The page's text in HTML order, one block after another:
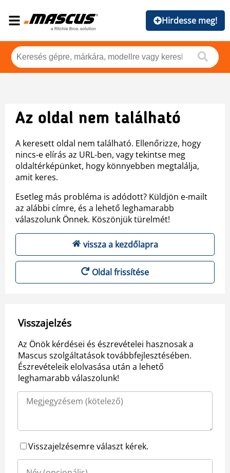
Hirdesse meg!
Az oldal nem található
A keresett oldal nem található. Ellenőrizze, hogy
nincs-e elírás az URL-ben, vagy tekintse meg
oldaltérképünket, hogy könnyebben megtalálja,
amit keres.
Esetleg más probléma is adódott? Küldjön e-mailt
az alábbi címre, és a lehető leghamarabb
válaszolunk Önnek. Köszönjük türelmét!
vissza a kezdőlapra
Oldal frissítése
Visszajelzés
Az Önök kérdései és észrevételei hasznosak a
Mascus szolgáltatások továbbfejlesztésében.
Észrevételeik elolvasása után a lehető
leghamarabb válaszolunk!
Visszajelzésemre választ kérek.